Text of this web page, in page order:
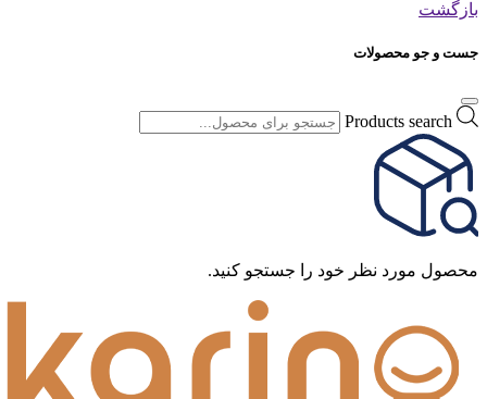
بازگشت
جست و جو محصولات
Products search
محصول مورد نظر خود را جستجو کنید.